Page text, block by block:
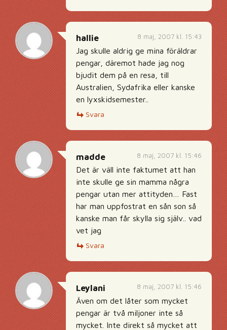
8 maj, 2007 kl. 15:43
hallie
Jag skulle aldrig ge mina föräldrar
pengar, däremot hade jag nog
bjudit dem på en resa, till
Australien, Sydafrika eller kanske
en lyxskidsemester..
Svara
8 maj, 2007 kl. 15:46
madde
Det är väll inte faktumet att han
inte skulle ge sin mamma några
pengar utan mer attityden… Fast
har man uppfostrat en sån son så
kanske man får skylla sig själv.. vad
vet jag
Svara
8 maj, 2007 kl. 15:46
Leylani
Även om det låter som mycket
pengar är två miljoner inte så
mycket. Inte direkt så mycket att